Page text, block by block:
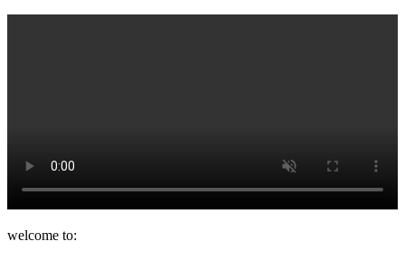
welcome to: